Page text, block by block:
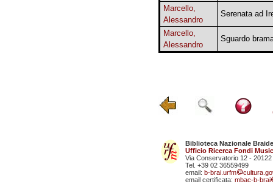
Marcello,
Alessandro
Serenata ad
Marcello,
Alessandro
Sguardo
Biblioteca Nazionale
Ufficio Ricerca Fondi
Via Conservatorio 12 - 20122
Tel. +39 02 36559499
email: b-brai.urfm
email certificata: mbac-b-brai